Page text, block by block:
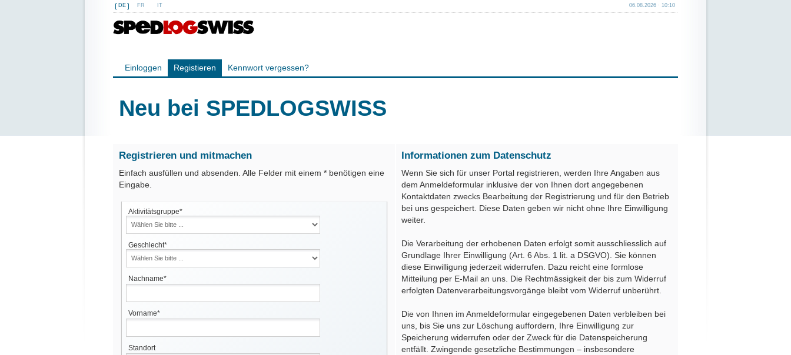
DE FR IT 06.08.2026 · 10:10
Einloggen Registieren Kennwort vergessen?
Neu bei SPEDLOGSWISS
Registrieren und mitmachen
Einfach ausfüllen und absenden. Alle Felder mit einem * benötigen eine
Eingabe.
Aktivitätsgruppe*
Geschlecht*
Nachname*
Vorname*
Standort
Informationen zum Datenschutz
Wenn Sie sich für unser Portal registrieren, werden Ihre Angaben aus
dem Anmeldeformular inklusive der von Ihnen dort angegebenen
Kontaktdaten zwecks Bearbeitung der Registrierung und für den Betrieb
bei uns gespeichert. Diese Daten geben wir nicht ohne Ihre Einwilligung
weiter.
Die Verarbeitung der erhobenen Daten erfolgt somit ausschliesslich auf
Grundlage Ihrer Einwilligung (Art. 6 Abs. 1 lit. a DSGVO). Sie können
diese Einwilligung jederzeit widerrufen. Dazu reicht eine formlose
Mitteilung per E-Mail an uns. Die Rechtmässigkeit der bis zum Widerruf
erfolgten Datenverarbeitungsvorgänge bleibt vom Widerruf unberührt.
Die von Ihnen im Anmeldeformular eingegebenen Daten verbleiben bei
uns, bis Sie uns zur Löschung auffordern, Ihre Einwilligung zur
Speicherung widerrufen oder der Zweck für die Datenspeicherung
entfällt. Zwingende gesetzliche Bestimmungen – insbesondere